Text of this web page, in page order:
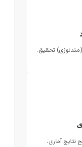
تحقیق.
آماری.